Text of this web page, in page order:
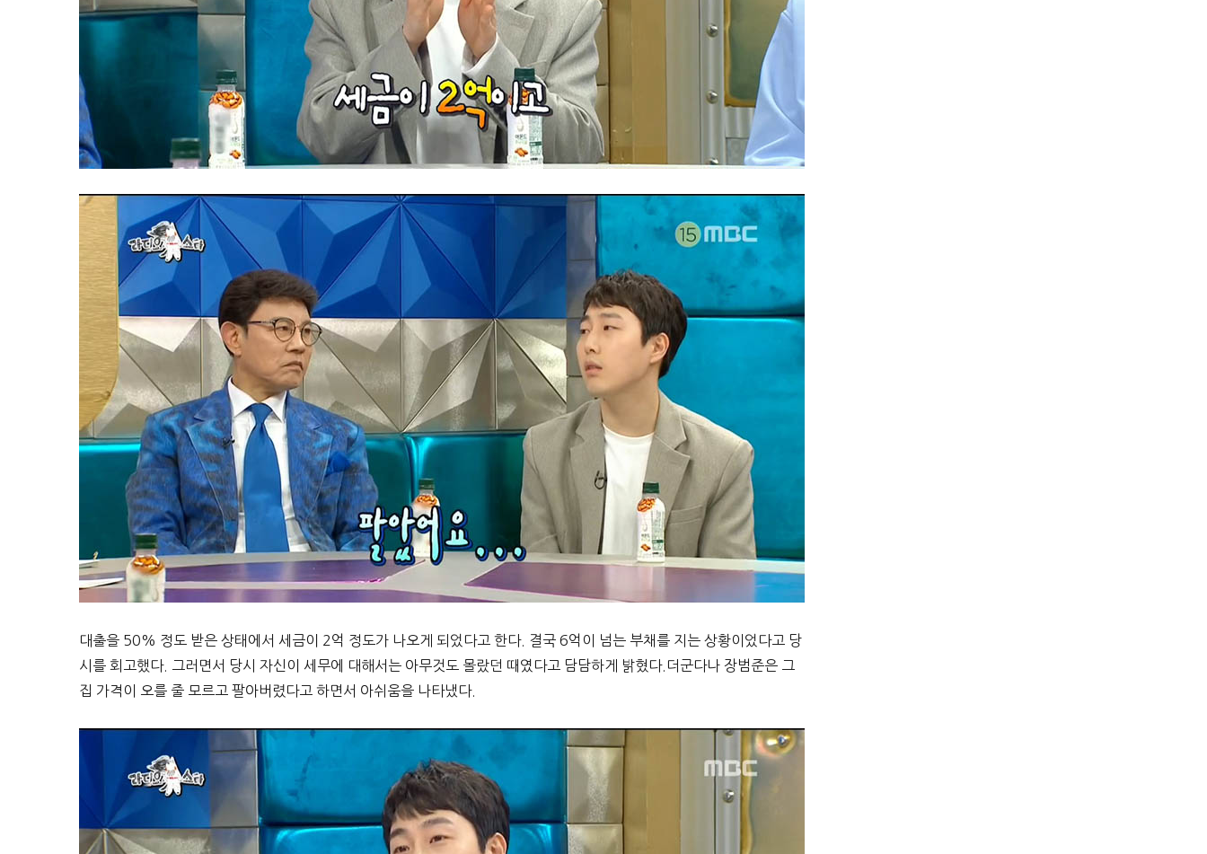
대출을 50% 정도 받은 상태에서 세금이 2억 정도가 나오게 되었다고 한다. 결국 6억이 넘는 부채를 지는 상황이었다고 당
시를 회고했다. 그러면서 당시 자신이 세무에 대해서는 아무것도 몰랐던 때였다고 담담하게 밝혔다.더군다나 장범준은 그
집 가격이 오를 줄 모르고 팔아버렸다고 하면서 아쉬움을 나타냈다.